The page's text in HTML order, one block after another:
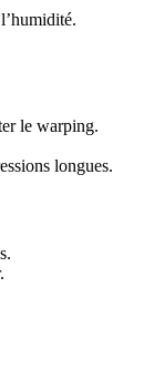
le warping.
longues.